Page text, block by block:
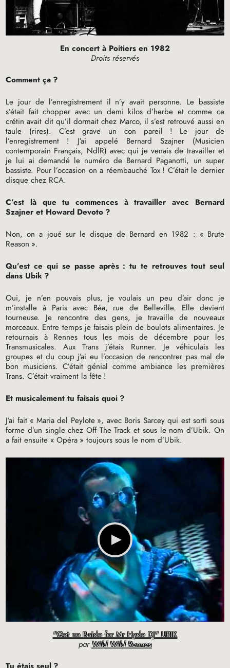
En concert à Poitiers en 1982
Droits réservés
Comment ça ?
Le jour de l’enregistrement il n’y avait personne. Le bassiste
s’était fait chopper avec un demi kilos d’herbe et comme ce
crétin avait dit qu’il dormait chez Marco, il s’est retrouvé aussi en
taule (rires). C’est grave un con pareil
! Le jour de
l’enregistrement
! J’ai appelé Bernard Szajner (Musicien
contemporain Français, NdlR) avec qui je venais de travailler et
je lui ai demandé le numéro de Bernard Paganotti, un super
bassiste. Pour l’occasion on a réembauché Tox ! C’était le dernier
disque chez RCA.
C’est là que tu commences à travailler avec Bernard
Szajner et Howard Devoto ?
Non, on a joué sur le disque de Bernard en 1982 : « Brute
Reason ».
Qu’est ce qui se passe après : tu te retrouves tout seul
dans Ubik ?
Oui, je n’en pouvais plus, je voulais un peu d’air donc je
m’installe à Paris avec Béa, rue de Belleville. Elle devient
tourneuse. Je rencontre des gens, je travaille de nouveaux
morceaux. Entre temps je faisais plein de boulots alimentaires. Je
retournais à Rennes tous les mois de décembre pour les
Transmusicales. Aux Trans j’étais Runner. Je véhiculais les
groupes et du coup j’ai eu l’occasion de rencontrer pas mal de
bon musiciens. C’était génial comme ambiance les premières
Trans. C’était vraiment la fête !
Et musicalement tu faisais quoi ?
J’ai fait « Maria del Peylote », avec Boris Sarcey qui est sorti sous
forme d’un single chez Off The Track et sous le nom d’Ubik. On
a fait ensuite « Opéra » toujours sous le nom d’Ubik.
"Get no B-side for Mr Hyde DJ" UBIK
parWild Wild Rennes